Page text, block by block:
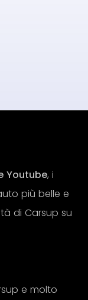
Youtube, i
più belle e
di Carsup su
e molto